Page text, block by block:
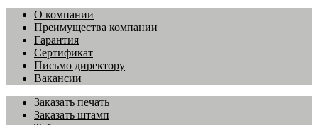
О компании
Преимущества компании
Гарантия
Сертификат
Письмо директору
Вакансии
Заказать печать
Заказать штамп